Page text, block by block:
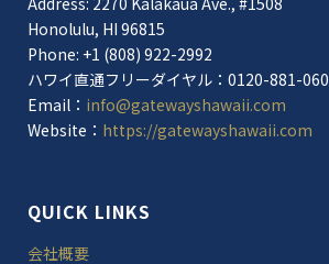
Honolulu, HI 96815
Phone: +1 (808) 922-2992
ハワイ直通フリーダイヤル：0120-881-060
Email： info@gatewayshawaii.com
Website： https://gatewayshawaii.com
QUICK LINKS
会社概要